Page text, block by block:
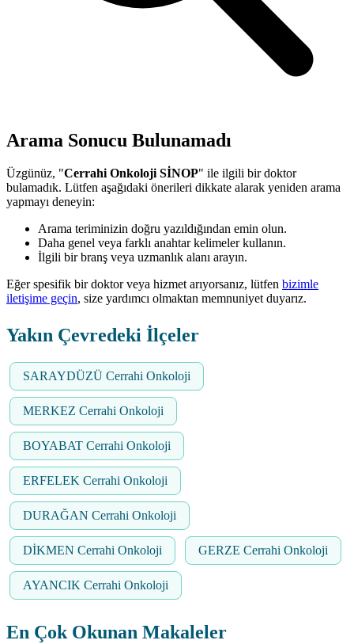
Arama Sonucu Bulunamadı
Üzgünüz, "Cerrahi Onkoloji SİNOP" ile ilgili bir doktor
bulamadık. Lütfen aşağıdaki önerileri dikkate alarak yeniden arama
yapmayı deneyin:
Arama teriminizin doğru yazıldığından emin olun.
Daha genel veya farklı anahtar kelimeler kullanın.
İlgili bir branş veya uzmanlık alanı arayın.
Eğer spesifik bir doktor veya hizmet arıyorsanız, lütfen bizimle
iletişime geçin, size yardımcı olmaktan memnuniyet duyarız.
Yakın Çevredeki İlçeler
SARAYDÜZÜ Cerrahi Onkoloji
MERKEZ Cerrahi Onkoloji
BOYABAT Cerrahi Onkoloji
ERFELEK Cerrahi Onkoloji
DURAĞAN Cerrahi Onkoloji
DİKMEN Cerrahi Onkoloji GERZE Cerrahi Onkoloji
AYANCIK Cerrahi Onkoloji
En Çok Okunan Makaleler